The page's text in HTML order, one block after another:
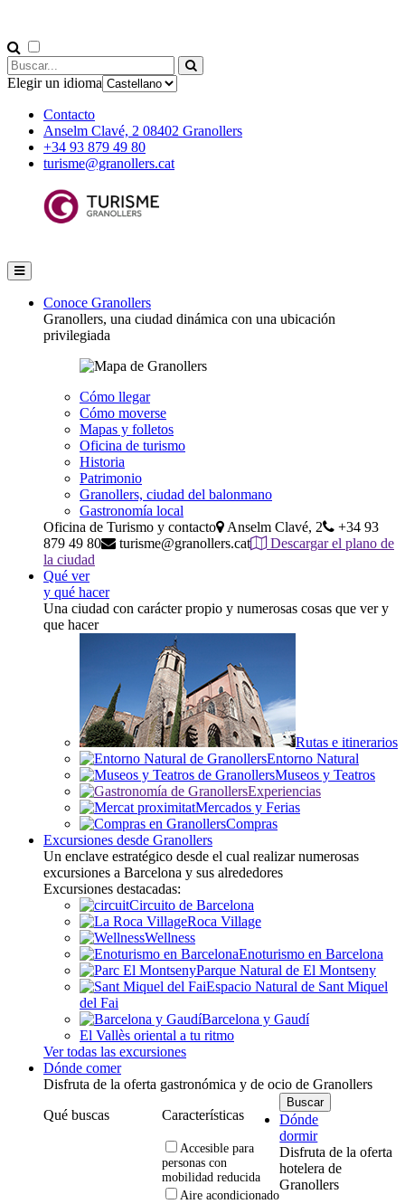
Elegir un idioma
Contacto
Anselm Clavé, 2 08402 Granollers
+34 93 879 49 80
turisme@granollers.cat
Conoce Granollers
Granollers, una ciudad dinámica con una ubicación
privilegiada
Cómo llegar
Cómo moverse
Mapas y folletos
Oficina de turismo
Historia
Patrimonio
Granollers, ciudad del balonmano
Gastronomía local
Oficina de Turismo y contacto
Anselm Clavé, 2
+34 93
879 49 80
turisme@granollers.cat
Descargar el plano de
la ciudad
Qué ver
y qué hacer
Una ciudad con carácter propio y numerosas cosas que ver y
que hacer
Rutas e itinerarios
Entorno Natural
Museos y Teatros
Experiencias
Mercados y Ferias
Compras
Excursiones desde Granollers
Un enclave estratégico desde el cual realizar numerosas
excursiones a Barcelona y sus alrededores
Excursiones destacadas:
Circuito de Barcelona
Roca Village
Wellness
Enoturismo en Barcelona
Parque Natural de El Montseny
Espacio Natural de Sant Miquel
del Fai
Barcelona y Gaudí
El Vallès oriental a tu ritmo
Ver todas las excursiones
Dónde comer
Disfruta de la oferta gastronómica y de ocio de Granollers
Qué buscas
Características
Accesible para
personas con
mobilidad reducida
Aire acondicionado
Dónde
dormir
Disfruta de la oferta
hotelera de
Granollers